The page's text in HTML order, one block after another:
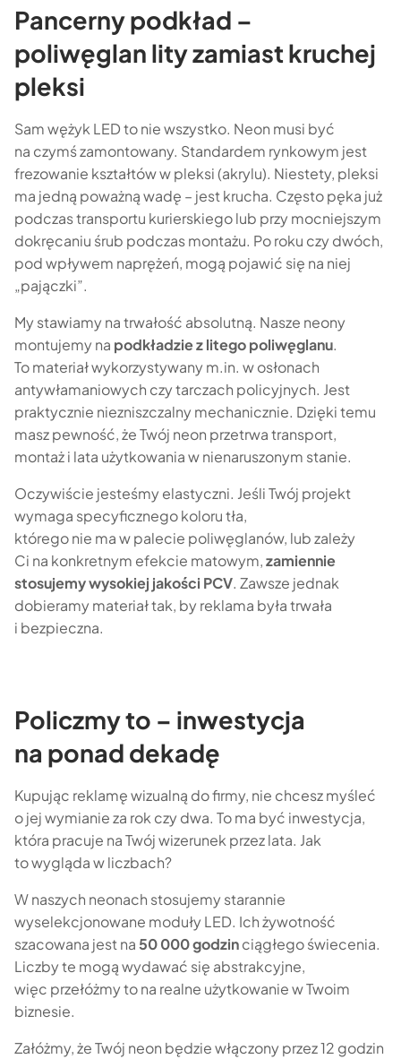
Pancerny podkład –
poliwęglan lity zamiast kruchej
pleksi
Sam wężyk LED to nie wszystko. Neon musi być
na czymś zamontowany. Standardem rynkowym jest
frezowanie kształtów w pleksi (akrylu). Niestety, pleksi
ma jedną poważną wadę – jest krucha. Często pęka już
podczas transportu kurierskiego lub przy mocniejszym
dokręcaniu śrub podczas montażu. Po roku czy dwóch,
pod wpływem naprężeń, mogą pojawić się na niej
„pajączki”.
My stawiamy na trwałość absolutną. Nasze neony
montujemy na podkładzie z litego poliwęglanu.
To materiał wykorzystywany m.in. w osłonach
antywłamaniowych czy tarczach policyjnych. Jest
praktycznie niezniszczalny mechanicznie. Dzięki temu
masz pewność, że Twój neon przetrwa transport,
montaż i lata użytkowania w nienaruszonym stanie.
Oczywiście jesteśmy elastyczni. Jeśli Twój projekt
wymaga specyficznego koloru tła,
którego nie ma w palecie poliwęglanów, lub zależy
Ci na konkretnym efekcie matowym,zamiennie
stosujemy wysokiej jakości PCV. Zawsze jednak
dobieramy materiał tak, by reklama była trwała
i bezpieczna.
Policzmy to – inwestycja
na ponad dekadę
Kupując reklamę wizualną do firmy, nie chcesz myśleć
o jej wymianie za rok czy dwa. To ma być inwestycja,
która pracuje na Twój wizerunek przez lata. Jak
to wygląda w liczbach?
W naszych neonach stosujemy starannie
wyselekcjonowane moduły LED. Ich żywotność
szacowana jest na50 000 godzinciągłego świecenia.
Liczby te mogą wydawać się abstrakcyjne,
więc przełóżmy to na realne użytkowanie w Twoim
biznesie.
Załóżmy, że Twój neon będzie włączony przez 12 godzin